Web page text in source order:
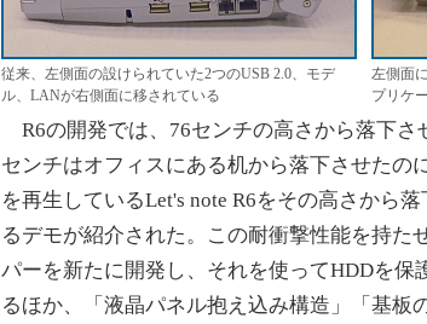
従来、左側面の設けられていた2つのUSB 2.0、モデ
ル、LANが右側面に移されている
左側面
プリケ
R6の開発では、76センチの高さから落下さ
センチはオフィスにある机から落下させたの
を再生しているLet's note R6をその高さから
るデモが紹介された。この耐衝撃性能を持た
パーを新たに開発し、それを使ってHDDを保
るほか、「液晶パネル抱え込み構造」「基板